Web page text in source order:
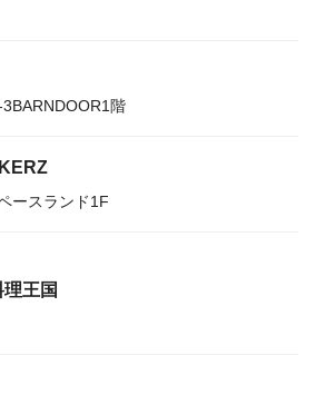
階
ースランド1F
王国